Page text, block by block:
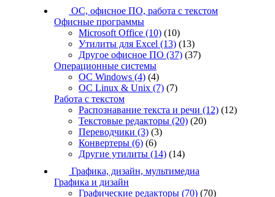
ОС, офисное ПО, работа с текстом
Офисные программы
Microsoft Office (10) (10)
Утилиты для Excel (13) (13)
Другое офисное ПО (37) (37)
Операционные системы
ОС Windows (4) (4)
ОС Linux & Unix (7) (7)
Работа с текстом
Распознавание текста и речи (12) (12)
Текстовые редакторы (20) (20)
Переводчики (3) (3)
Конвертеры (6) (6)
Другие утилиты (14) (14)
Графика, дизайн, мультимедиа
Графика и дизайн
Графические редакторы (70) (70)